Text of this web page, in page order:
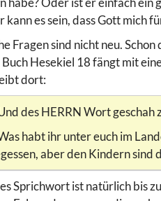
kann es sein, dass Gott mich
Fragen sind nicht neu.
Hesekiel 18 fängt mit
dort:
des HERRN Wort geschah
habt ihr unter euch im
aber den Kindern sind
Sprichwort ist natürlich bis